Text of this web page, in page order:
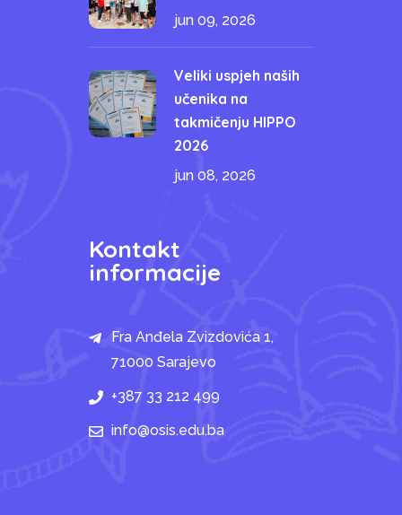
jun 09, 2026
Veliki uspjeh naših
učenika na
takmičenju HIPPO
2026
jun 08, 2026
Kontakt
informacije
Fra Anđela Zvizdovića 1,
71000 Sarajevo
+387 33 212 499
info@osis.edu.ba